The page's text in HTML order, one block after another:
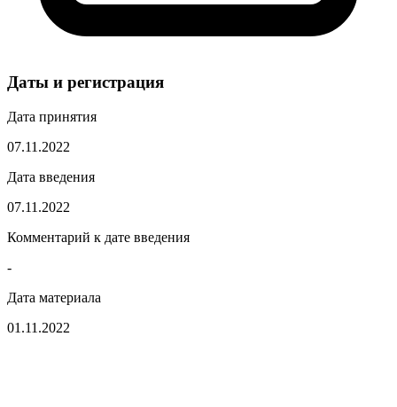
Даты и регистрация
Дата принятия
07.11.2022
Дата введения
07.11.2022
Комментарий к дате введения
-
Дата материала
01.11.2022